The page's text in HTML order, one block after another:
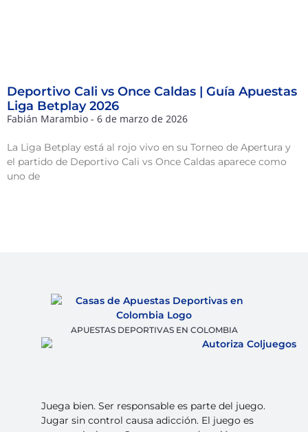
Deportivo Cali vs Once Caldas | Guía Apuestas
Liga Betplay 2026
Fabián Marambio 6 de marzo de 2026
La Liga Betplay está al rojo vivo en su Torneo de Apertura y
el partido de Deportivo Cali vs Once Caldas aparece como
uno de
APUESTAS DEPORTIVAS EN COLOMBIA
Juega bien. Ser responsable es parte del juego.
Jugar sin control causa adicción. El juego es